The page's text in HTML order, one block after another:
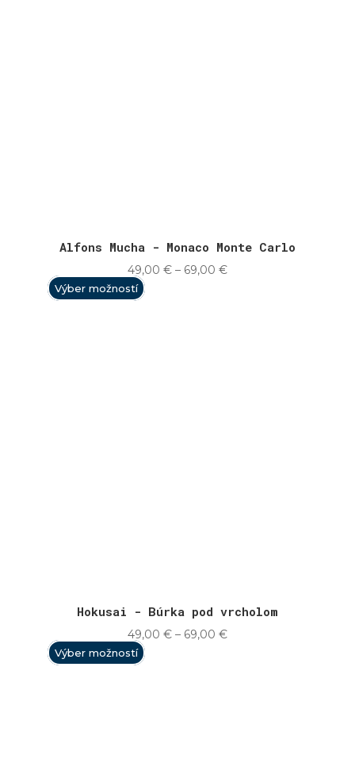
Alfons Mucha - Monaco Monte Carlo
49,00 € – 69,00 €Price
Výber možností
Hokusai - Búrka pod vrcholom
49,00 € – 69,00 €Price
Výber možností